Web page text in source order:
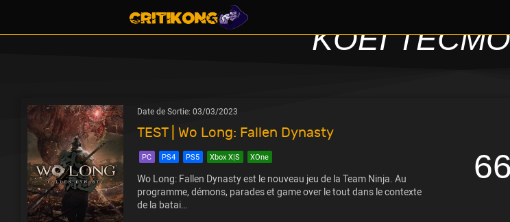
KOEI TECMO
Date de Sortie: 03/03/2023
TEST | Wo Long: Fallen Dynasty
PC PS4 PS5 Xbox X|S XOne
Wo Long: Fallen Dynasty est le nouveau jeu de la Team Ninja. Au
programme, démons, parades et game over le tout dans le contexte
de la batai…
66